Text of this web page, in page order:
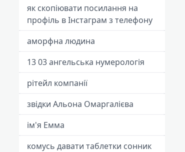
як скопіювати посилання на
профіль в Інстаграм з телефону
аморфна людина
13 03 ангельська нумерологія
рітейл компанії
звідки Альона Омаргалієва
ім'я Емма
комусь давати таблетки сонник